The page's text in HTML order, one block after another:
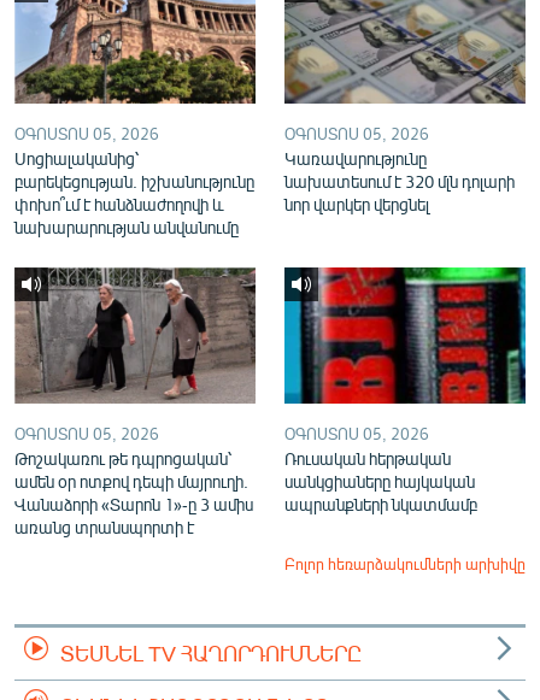
ՕԳՈՍՏՈՍ 05, 2026
Սոցիալականից՝
բարեկեցության. իշխանությունը
փոխո՞ւմ է հանձնաժողովի և
նախարարության անվանումը
ՕԳՈՍՏՈՍ 05, 2026
Կառավարությունը
նախատեսում է 320 մլն դոլարի
նոր վարկեր վերցնել
ՕԳՈՍՏՈՍ 05, 2026
Թոշակառու թե դպրոցական՝
ամեն օր ոտքով դեպի մայրուղի.
Վանաձորի «Տարոն 1»-ը 3 ամիս
առանց տրանսպորտի է
ՕԳՈՍՏՈՍ 05, 2026
Ռուսական հերթական
սանկցիաները հայկական
ապրանքների նկատմամբ
Բոլոր հեռարձակումների արխիվը
ՏԵՍՆԵԼ TV ՀԱՂՈՐԴՈՒՄՆԵՐԸ